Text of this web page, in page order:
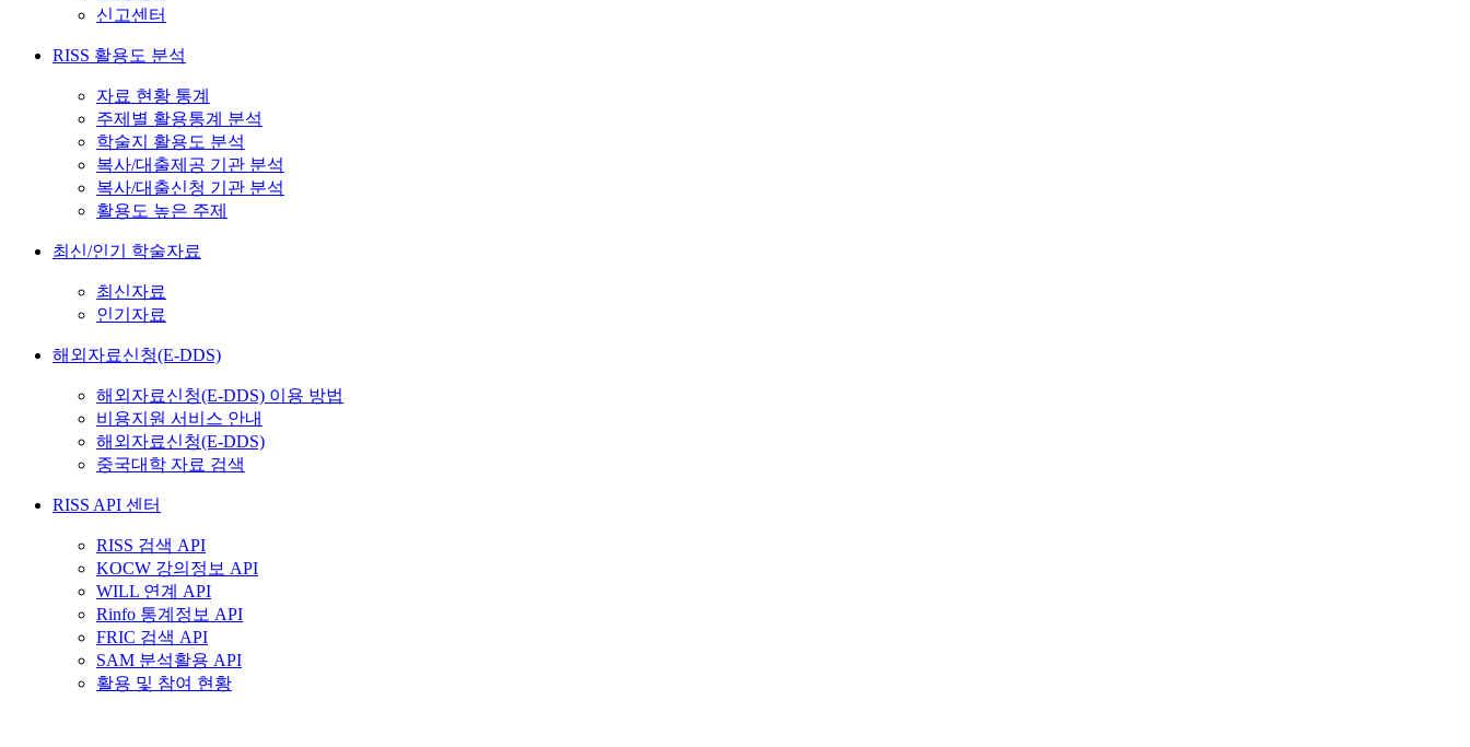
신고센터
RISS 활용도 분석
자료 현황 통계
주제별 활용통계 분석
학술지 활용도 분석
복사/대출제공 기관 분석
복사/대출신청 기관 분석
활용도 높은 주제
최신/인기 학술자료
최신자료
인기자료
해외자료신청(E-DDS)
해외자료신청(E-DDS) 이용 방법
비용지원 서비스 안내
해외자료신청(E-DDS)
중국대학 자료 검색
RISS API 센터
RISS 검색 API
KOCW 강의정보 API
WILL 연계 API
Rinfo 통계정보 API
FRIC 검색 API
SAM 분석활용 API
활용 및 참여 현황